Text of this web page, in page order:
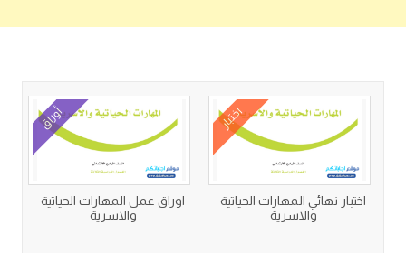
اختبار
اختبار نهائي المهارات الحياتية
والاسرية
أوراق
اوراق عمل المهارات الحياتية
والاسرية